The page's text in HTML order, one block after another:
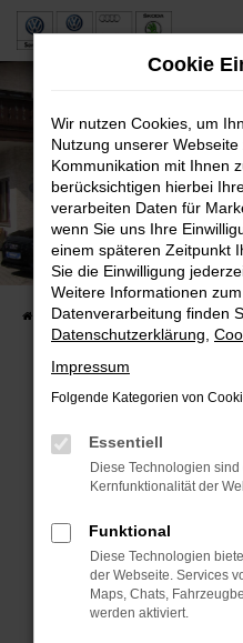
Zum
Neuwagen und
VW, VW
Startseite Fahrzeuge
Beim Laden ist ein
Hier sind ein paar
Überprüfe deine
Laden andere
Suchmaschine?
Cookie
Wir nutzen Cookies, um
Nutzung unserer
Kommunikation mit Ihnen
berücksichtigen hierbei
verarbeiten Daten für
wenn Sie uns Ihre
einem späteren Zeitpunkt
Sie die Einwilligung
Weitere Informationen
Datenverarbeitung finden
Datenschutzerklärung
Impressum
Folgende Kategorien von
Essentiell
Diese Technologien
Kernfunktionalität der
Funktional
Diese Technologien
der Webseite. Services
Maps, Chats,
werden aktiviert.